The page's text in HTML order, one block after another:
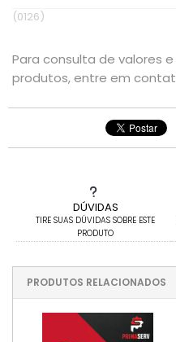
(0126)
Para consulta de valores
produtos, entre em
DÚVIDAS
TIRE SUAS DÚVIDAS SOBRE ESTE
PRODUTO
PRODUTOS RELACIONADOS